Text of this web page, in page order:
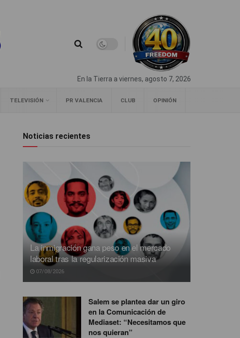
En la Tierra a viernes, agosto 7, 2026
TELEVISIÓN PR VALENCIA CLUB OPINIÓN
Noticias recientes
La inmigración gana peso en el mercado
laboral tras la regularización masiva
07/08/2026
Salem se plantea dar un giro
en la Comunicación de
Mediaset: “Necesitamos que
nos quieran”